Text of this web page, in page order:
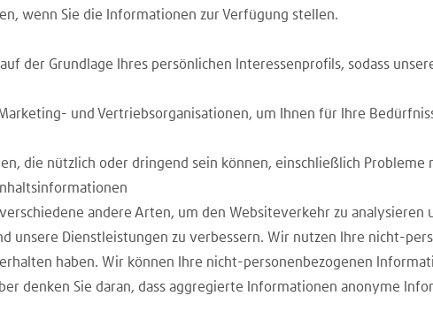
wenn Sie die Informationen zur Verfügung stellen.
der Grundlage Ihres persönlichen Interessenprofils, sodass
und Vertriebsorganisationen, um Ihnen für Ihre
die nützlich oder dringend sein können, einschließlich Probleme
andere Arten, um den Websiteverkehr zu analysieren
unsere Dienstleistungen zu verbessern. Wir nutzen Ihre nicht-
haben. Wir können Ihre nicht-personenbezogenen
denken Sie daran, dass aggregierte Informationen anonyme